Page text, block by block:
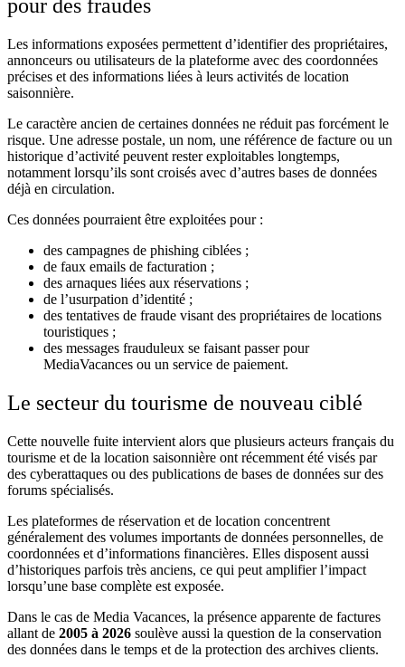
pour des fraudes
Les informations exposées permettent d’identifier des propriétaires,
annonceurs ou utilisateurs de la plateforme avec des coordonnées
précises et des informations liées à leurs activités de location
saisonnière.
Le caractère ancien de certaines données ne réduit pas forcément le
risque. Une adresse postale, un nom, une référence de facture ou un
historique d’activité peuvent rester exploitables longtemps,
notamment lorsqu’ils sont croisés avec d’autres bases de données
déjà en circulation.
Ces données pourraient être exploitées pour :
des campagnes de phishing ciblées ;
de faux emails de facturation ;
des arnaques liées aux réservations ;
de l’usurpation d’identité ;
des tentatives de fraude visant des propriétaires de locations
touristiques ;
des messages frauduleux se faisant passer pour
MediaVacances ou un service de paiement.
Le secteur du tourisme de nouveau ciblé
Cette nouvelle fuite intervient alors que plusieurs acteurs français du
tourisme et de la location saisonnière ont récemment été visés par
des cyberattaques ou des publications de bases de données sur des
forums spécialisés.
Les plateformes de réservation et de location concentrent
généralement des volumes importants de données personnelles, de
coordonnées et d’informations financières. Elles disposent aussi
d’historiques parfois très anciens, ce qui peut amplifier l’impact
lorsqu’une base complète est exposée.
Dans le cas de Media Vacances, la présence apparente de factures
allant de 2005 à 2026 soulève aussi la question de la conservation
des données dans le temps et de la protection des archives clients.